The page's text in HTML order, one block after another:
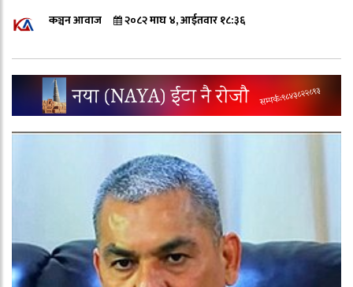
कञ्चन आवाज २०८२ माघ ४, आईतवार १८:३६